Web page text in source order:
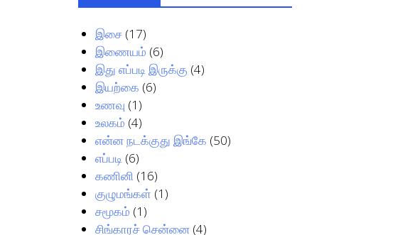
இசை (17)
இணையம் (6)
இது எப்படி இருக்கு (4)
இயற்கை (6)
உணவு (1)
உலகம் (4)
என்ன நடக்குது இங்கே (50)
எப்படி (6)
கணினி (16)
குழுமங்கள் (1)
சமூகம் (1)
சிங்காரச் சென்னை (4)